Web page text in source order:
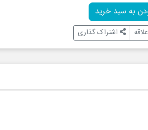
به سبد خرید
اشتراک گذاری